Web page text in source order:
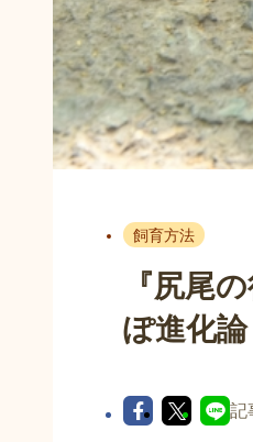
飼育方法
『尻尾
ぽ進化論
記